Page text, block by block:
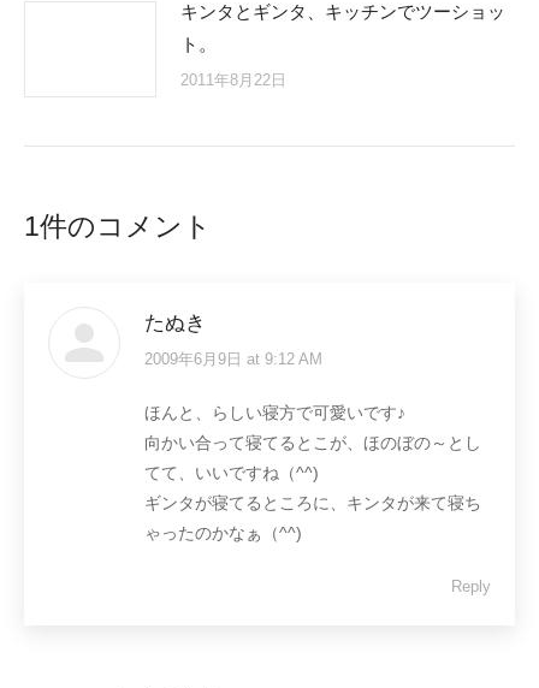
キンタとギンタ、キッチンでツーショッ
ト。
2011年8月22日
1件のコメント
たぬき
says:
2009年6月9日 at 9:12 AM
ほんと、らしい寝方で可愛いです♪
向かい合って寝てるとこが、ほのぼの～とし
てて、いいですね（^^)
ギンタが寝てるところに、キンタが来て寝ち
ゃったのかなぁ（^^)
Reply